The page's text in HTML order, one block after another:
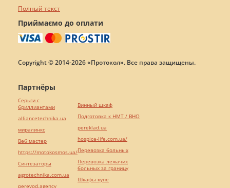
Полный текст
Приймаємо до оплати
Copyright © 2014-2026 «Протокол». Все права защищены.
Партнёры
Серьги с
бриллиантами
alliancetechnika.ua
миралинкс
Веб мастер
https://motokosmos.ua/
Синтезаторы
agrotechnika.com.ua
perevod.agency
Винный шкаф
Подготовка к НМТ / ВНО
pereklad.ua
hospice-life.com.ua/
Перевозка больных
Перевозка лежачих
больных за границу
Шкафы купе